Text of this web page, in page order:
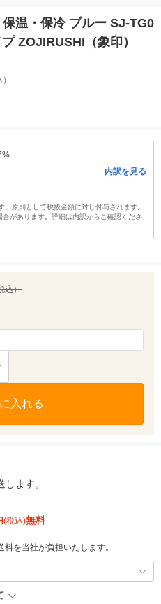
温・保冷 ブルー SJ-TG0
ZOJIRUSHI（象印）
）
内訳を見る
原則として税抜金額に対し付与されます。
があります。詳細は内訳からご確認くださ
込）
入れる
ます。
(税込)無料
を当社が負担いたします。